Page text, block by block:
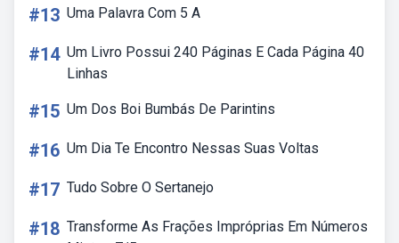
#13 Uma Palavra Com 5 A
#14 Um Livro Possui 240 Páginas E Cada Página 40
Linhas
#15 Um Dos Boi Bumbás De Parintins
#16 Um Dia Te Encontro Nessas Suas Voltas
#17 Tudo Sobre O Sertanejo
#18 Transforme As Frações Impróprias Em Números